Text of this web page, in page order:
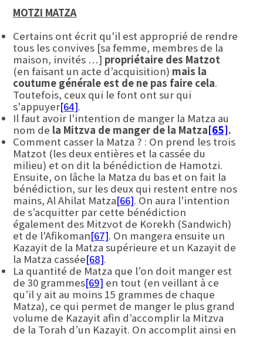
MOTZI MATZA
Certains ont écrit qu'il est approprié de rendre
tous les convives [sa femme, membres de la
maison, invités …] propriétaire des Matzot
(en faisant un acte d’acquisition) mais la
coutume générale est de ne pas faire cela.
Toutefois, ceux qui le font ont sur qui
s'appuyer[64].
Il faut avoir l'intention de manger la Matza au
nom de la Mitzva de manger de la Matza[65].
Comment casser la Matza ? : On prend les trois
Matzot (les deux entières et la cassée du
milieu) et on dit la bénédiction de Hamotzi.
Ensuite, on lâche la Matza du bas et on fait la
bénédiction, sur les deux qui restent entre nos
mains, Al Ahilat Matza[66]. On aura l'intention
de s’acquitter par cette bénédiction
également des Mitzvot de Korekh (Sandwich)
et de l'Afikoman[67]. On mangera ensuite un
Kazayit de la Matza supérieure et un Kazayit de
la Matza cassée[68].
La quantité de Matza que l’on doit manger est
de 30 grammes[69] en tout (en veillant à ce
qu’il y ait au moins 15 grammes de chaque
Matza), ce qui permet de manger le plus grand
volume de Kazayit afin d’accomplir la Mitzva
de la Torah d’un Kazayit. On accomplit ainsi en